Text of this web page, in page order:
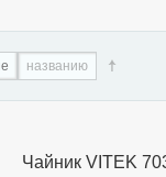
названию
Чайник VITEK